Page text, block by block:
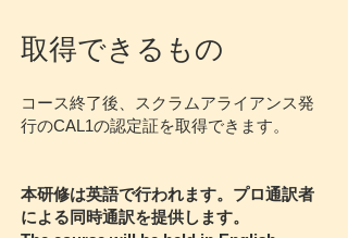
取得できるもの
コース終了後、スクラムアライアンス発
行のCAL1の認定証を取得できます。​​
本研修は英語で行われます。プロ通訳者
による同時通訳を提供します。​